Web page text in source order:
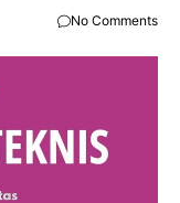
No Comments